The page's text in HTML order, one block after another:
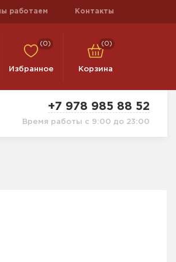
работаем Контакты
(0)
Избранное
(0)
Корзина
+7 978 985 88 52
Время работы с 9:00 до 23:00